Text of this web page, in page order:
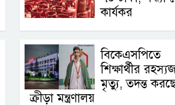
কার্যকর
বিকেএসপিতে
শিক্ষার্থীর
মৃত্যু, তদন্ত
ক্রীড়া মন্ত্রণালয়